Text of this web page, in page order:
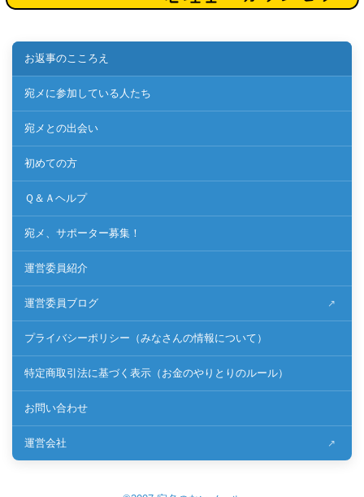
お返事のこころえ
宛メに参加している人たち
宛メとの出会い
初めての方
Ｑ＆Ａヘルプ
宛メ、サポーター募集！
運営委員紹介
運営委員ブログ
プライバシーポリシー（みなさんの情報について）
特定商取引法に基づく表示（お金のやりとりのルール）
お問い合わせ
運営会社